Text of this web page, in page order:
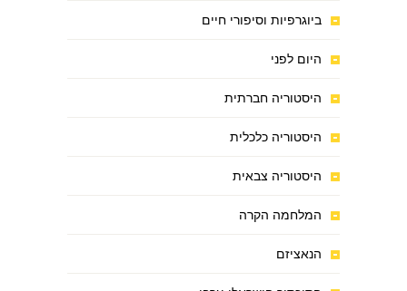
ביוגרפיות וסיפורי חיים
היום לפני
היסטוריה חברתית
היסטוריה כלכלית
היסטוריה צבאית
המלחמה הקרה
הנאציזם